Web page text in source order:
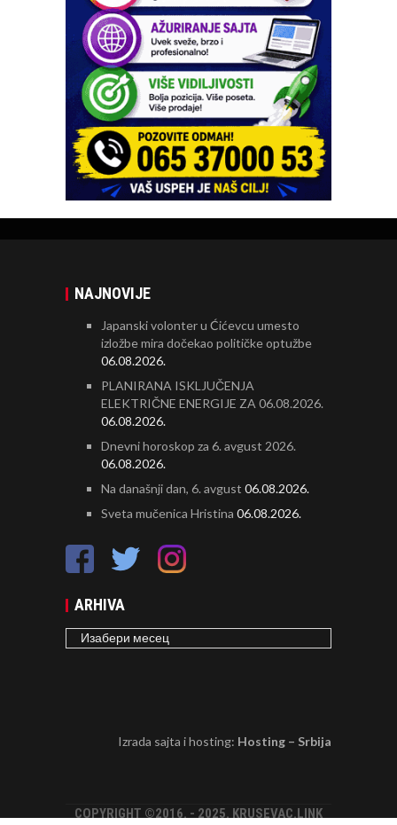
NAJNOVIJE
Japanski volonter u Ćićevcu umesto
izložbe mira dočekao političke optužbe
06.08.2026.
PLANIRANA ISKLJUČENJA
ELEKTRIČNE ENERGIJE ZA 06.08.2026.
06.08.2026.
Dnevni horoskop za 6. avgust 2026.
06.08.2026.
Na današnji dan, 6. avgust 06.08.2026.
Sveta mučenica Hristina 06.08.2026.
ARHIVA
ARHIVA
Izrada sajta i hosting: Hosting – Srbija
COPYRIGHT ©2016. - 2025. KRUSEVAC.LINK